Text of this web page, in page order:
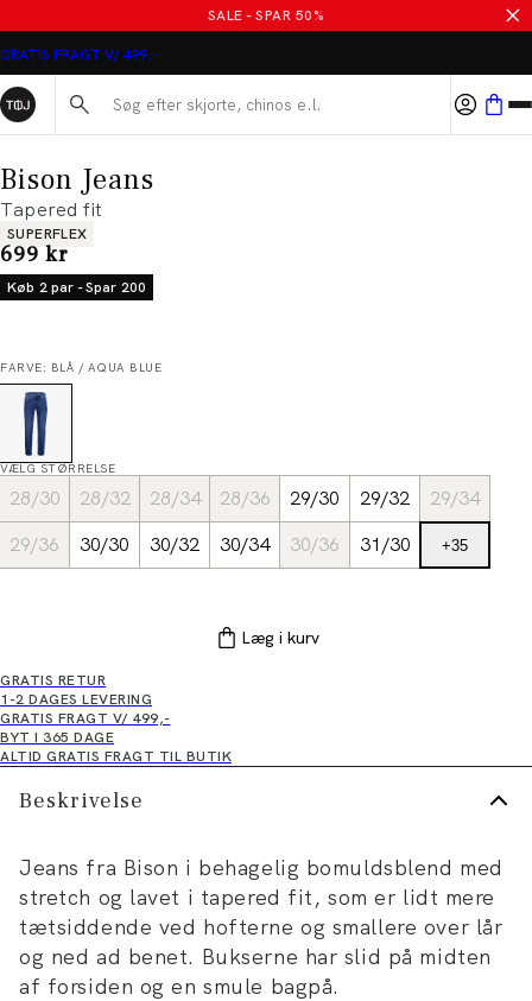
SALE - SPAR 50%
GRATIS FRAGT V/ 499,-
Søg her...
Bison Jeans
Tapered fit
Produkt egenskaber
SUPERFLEX
I alt (inkl. rabat)
699 kr
Køb 2 par - Spar 200
FARVE: BLÅ / AQUA BLUE
VÆLG STØRRELSE
28/30 28/32 28/34 28/36 29/30 29/32
29/34
29/36
30/30 30/32 30/34 30/36 31/30 +35
Læg i kurv
GRATIS RETUR
1-2 DAGES LEVERING
GRATIS FRAGT V/ 499,-
BYT I 365 DAGE
ALTID GRATIS FRAGT TIL BUTIK
Beskrivelse
Jeans fra Bison i behagelig bomuldsblend med
stretch og lavet i tapered fit, som er lidt mere
tætsiddende ved hofterne og smallere over lår
og ned ad benet. Bukserne har slid på midten
af forsiden og en smule bagpå.